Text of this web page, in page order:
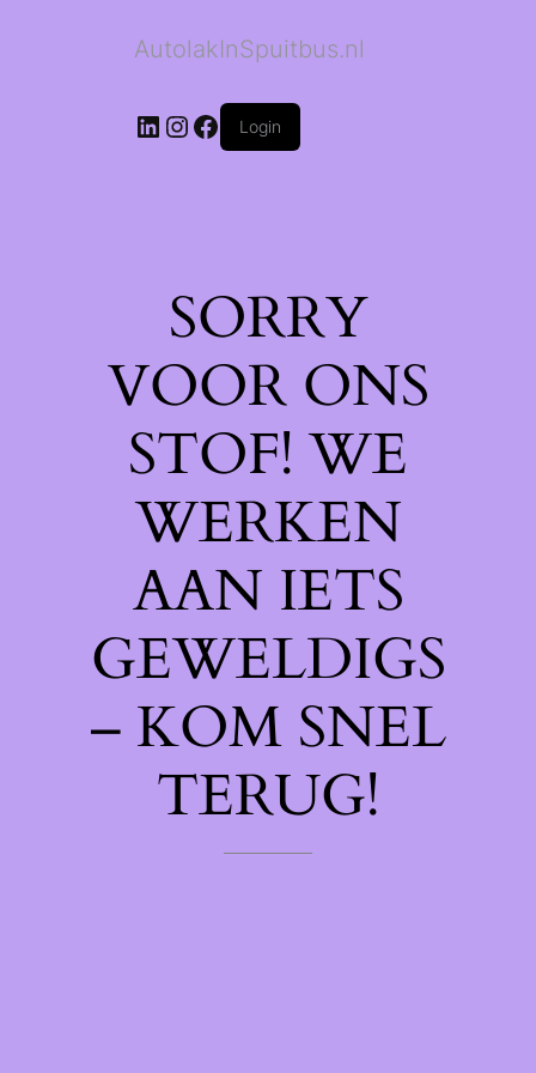
AutolakInSpuitbus.nl
LinkedIn
Instagram
Facebook
Login
SORRY
VOOR ONS
STOF! WE
WERKEN
AAN IETS
GEWELDIGS
– KOM SNEL
TERUG!